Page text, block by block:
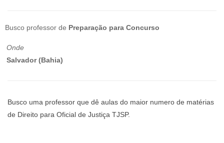
Busco professor de Preparação para Concurso
Onde
Salvador (Bahia)
Busco uma professor que dê aulas do maior numero de matérias
de Direito para Oficial de Justiça TJSP.